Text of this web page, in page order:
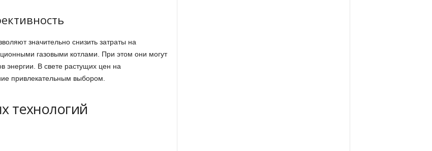
значительно снизить затраты на
газовыми котлами. При этом они могут
энергии. В свете растущих цен на
привлекательным выбором.
технологий